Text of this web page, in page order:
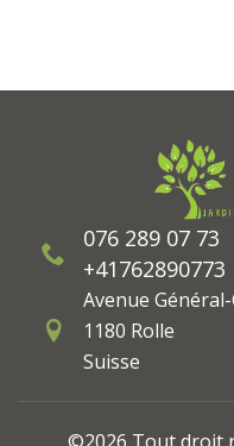
076 289 07 73
+41762890773
Avenue
1180 Rolle
Suisse